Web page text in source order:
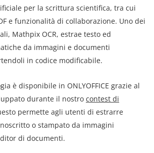
per la scrittura scientifica, tra cui
e funzionalità di collaborazione. Uno dei
Mathpix OCR, estrae testo ed
da immagini e documenti
in codice modificabile.
è disponibile in ONLYOFFICE grazie al
durante il nostro contest di
permette agli utenti di estrarre
o stampato da immagini
di documenti.